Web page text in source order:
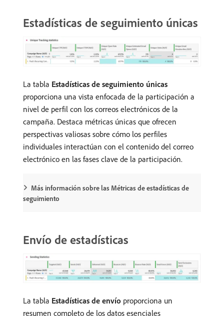
Estadísticas de seguimiento únicas
La tabla Estadísticas de seguimiento únicas
proporciona una vista enfocada de la participación a
nivel de perfil con los correos electrónicos de la
campaña. Destaca métricas únicas que ofrecen
perspectivas valiosas sobre cómo los perfiles
individuales interactúan con el contenido del correo
electrónico en las fases clave de la participación.
Más información sobre las Métricas de estadísticas de
seguimiento
Envío de estadísticas
La tabla Estadísticas de envío proporciona un
resumen completo de los datos esenciales